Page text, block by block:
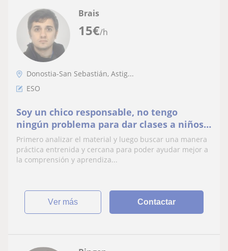
15€/h
Brais
Donostia-San Sebastián, Astig...
ESO
Soy un chico responsable, no tengo
ningún problema para dar clases a niños
de primaria, la ESO o bachiller
Primero analizar el material y luego buscar una manera
práctica entrenida y cercana para poder ayudar mejor a
la comprensión y aprendiza...
ver más Contactar